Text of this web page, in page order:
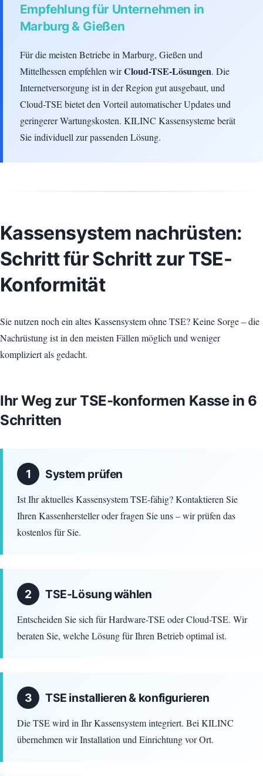
Empfehlung für Unternehmen in
Marburg & Gießen
Für die meisten Betriebe in Marburg, Gießen und
Mittelhessen empfehlen wirCloud-TSE-Lösungen. Die
Internetversorgung ist in der Region gut ausgebaut, und
Cloud-TSE bietet den Vorteil automatischer Updates und
geringerer Wartungskosten. KILINC Kassensysteme berät
Sie individuell zur passenden Lösung.
Kassensystem nachrüsten:
Schritt für Schritt zur TSE-
Konformität
Sie nutzen noch ein altes Kassensystem ohne TSE? Keine Sorge – die
Nachrüstung ist in den meisten Fällen möglich und weniger
kompliziert als gedacht.
Ihr Weg zur TSE-konformen Kasse in 6
Schritten
1 System prüfen
Ist Ihr aktuelles Kassensystem TSE-fähig? Kontaktieren Sie
Ihren Kassenhersteller oder fragen Sie uns – wir prüfen das
kostenlos für Sie.
2 TSE-Lösung wählen
Entscheiden Sie sich für Hardware-TSE oder Cloud-TSE. Wir
beraten Sie, welche Lösung für Ihren Betrieb optimal ist.
3 TSE installieren & konfigurieren
Die TSE wird in Ihr Kassensystem integriert. Bei KILINC
übernehmen wir Installation und Einrichtung vor Ort.